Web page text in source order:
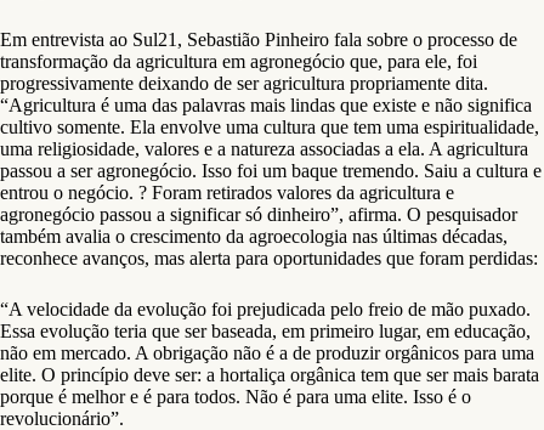
Em entrevista ao Sul21, Sebastião Pinheiro fala sobre o processo de
transformação da agricultura em agronegócio que, para ele, foi
progressivamente deixando de ser agricultura propriamente dita.
“Agricultura é uma das palavras mais lindas que existe e não significa
cultivo somente. Ela envolve uma cultura que tem uma espiritualidade,
uma religiosidade, valores e a natureza associadas a ela. A agricultura
passou a ser agronegócio. Isso foi um baque tremendo. Saiu a cultura e
entrou o negócio. ? Foram retirados valores da agricultura e
agronegócio passou a significar só dinheiro”, afirma. O pesquisador
também avalia o crescimento da agroecologia nas últimas décadas,
reconhece avanços, mas alerta para oportunidades que foram perdidas:
“A velocidade da evolução foi prejudicada pelo freio de mão puxado.
Essa evolução teria que ser baseada, em primeiro lugar, em educação,
não em mercado. A obrigação não é a de produzir orgânicos para uma
elite. O princípio deve ser: a hortaliça orgânica tem que ser mais barata
porque é melhor e é para todos. Não é para uma elite. Isso é o
revolucionário”.